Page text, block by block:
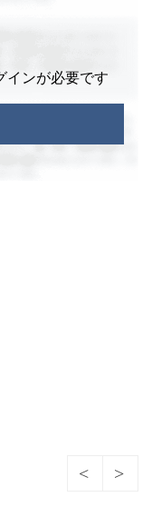
インが必要です